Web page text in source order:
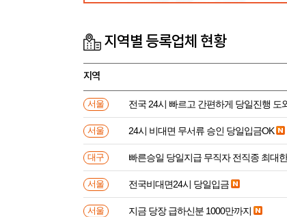
지역별 등록업체 현황
지역
서울 전국 24시 빠르고 간편하게 당일진행 도
서울 24시 비대면 무서류 승인 당일입금OK
대구 빠른승일 당일지급 무직자 전직종 최대
서울 전국비대면24시 당일입금
서울 지금 당장 급하신분 1000만까지